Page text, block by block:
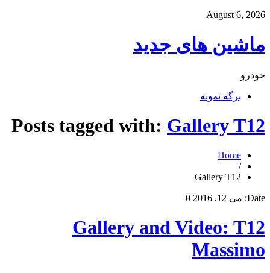
August 6, 2026
ماشین های جدید
خودرو
برگه نمونه
Posts tagged with: Gallery T12
Home
/
Gallery T12
Date: می 12, 2016 0
Gallery and Video: T12
Massimo